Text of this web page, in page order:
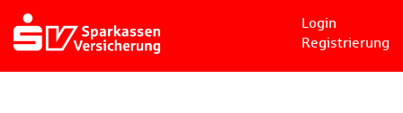
Login
Registrierung